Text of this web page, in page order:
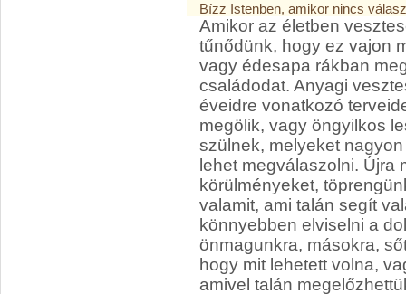
Bízz Istenben, amikor nincs
Amikor az életben
tűnődünk, hogy ez vajon
vagy édesapa rákban
családodat. Anyagi
éveidre vonatkozó
megölik, vagy öngyilkos
szülnek, melyeket
lehet megválaszolni. Újra
körülményeket,
valamit, ami talán segít
könnyebben elviselni a
önmagunkra, másokra,
hogy mit lehetett volna,
amivel talán